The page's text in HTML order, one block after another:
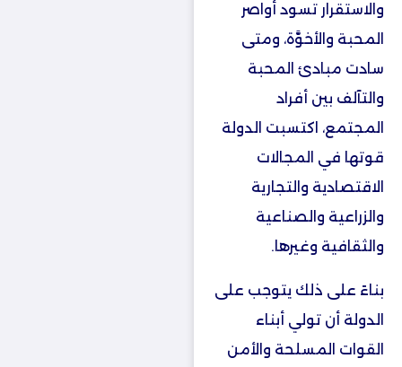
والاستقرار تسود أواصر
المحبة والأخوَّة، ومتى
سادت مبادئ المحبة
والتآلف بين أفراد
المجتمع، اكتسبت الدولة
قوتها في المجالات
الاقتصادية والتجارية
والزراعية والصناعية
والثقافية وغيرها.
بناءً على ذلك يتوجب على
الدولة أن تولي أبناء
القوات المسلحة والأمن